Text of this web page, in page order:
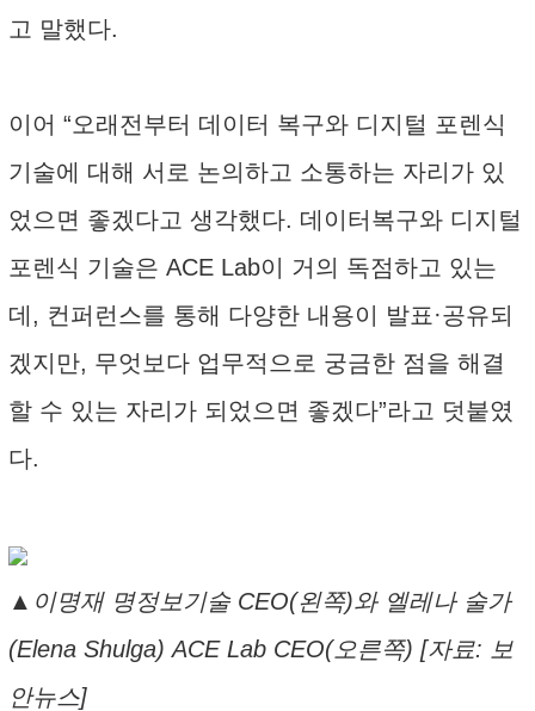
고 말했다.
이어 “오래전부터 데이터 복구와 디지털 포렌식
기술에 대해 서로 논의하고 소통하는 자리가 있
었으면 좋겠다고 생각했다. 데이터복구와 디지털
포렌식 기술은 ACE Lab이 거의 독점하고 있는
데, 컨퍼런스를 통해 다양한 내용이 발표·공유되
겠지만, 무엇보다 업무적으로 궁금한 점을 해결
할 수 있는 자리가 되었으면 좋겠다”라고 덧붙였
다.
▲이명재 명정보기술 CEO(왼쪽)와 엘레나 술가
(Elena Shulga) ACE Lab CEO(오른쪽) [자료: 보
안뉴스]